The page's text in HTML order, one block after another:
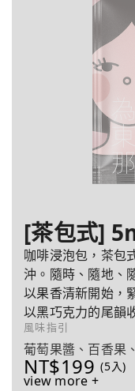
[茶包式]
咖啡浸泡包，茶包
沖。隨時、隨地、
以果香清新開始，
以黑巧克力的尾韻
風味指引
葡萄果醬、百香果
NT$199 (5入)
view more +